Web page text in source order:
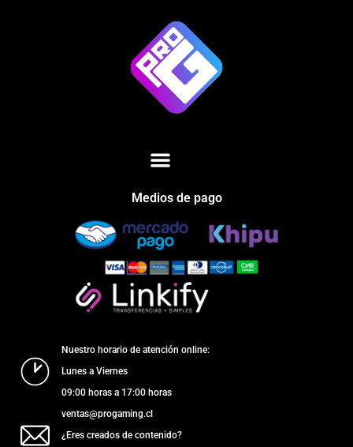
Medios de pago
Nuestro horario de atención online:
Lunes a Viernes
09:00 horas a 17:00 horas
ventas@progaming.cl
¿Eres creados de contenido?